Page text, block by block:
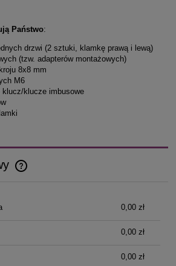
Państwo:
drzwi (2 sztuki, klamkę prawą i lewą)
(tzw. adapterów montażowych)
8x8 mm
M6
klucze imbusowe
kosztów płatności
0,00 zł
0,00 zł
0,00 zł